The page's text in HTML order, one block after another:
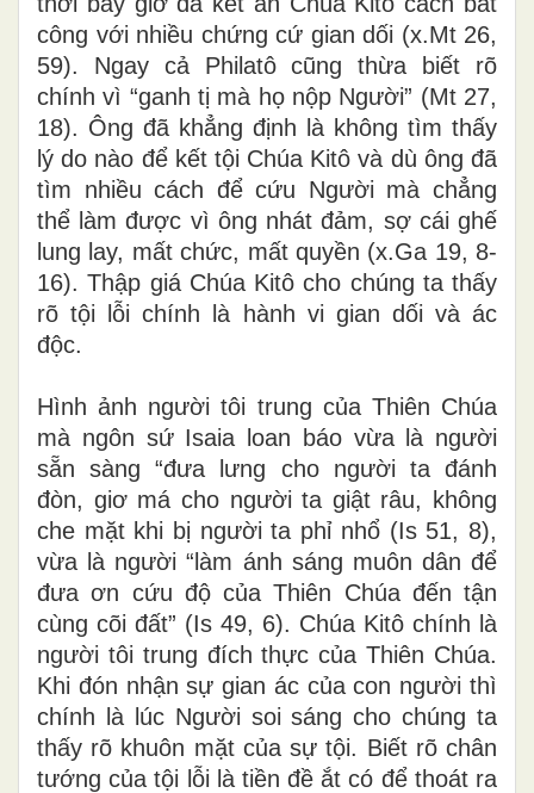
công với nhiều chứng cứ gian dối (x.Mt 26,
59). Ngay cả Philatô cũng thừa biết rõ
chính vì “ganh tị mà họ nộp Người” (Mt 27,
18). Ông đã khẳng định là không tìm thấy
lý do nào để kết tội Chúa Kitô và dù ông đã
tìm nhiều cách để cứu Người mà chẳng
thể làm được vì ông nhát đảm, sợ cái ghế
lung lay, mất chức, mất quyền (x.Ga 19, 8-
16). Thập giá Chúa Kitô cho chúng ta thấy
rõ tội lỗi chính là hành vi gian dối và ác
độc.
Hình ảnh người tôi trung của Thiên Chúa
mà ngôn sứ Isaia loan báo vừa là người
sẵn sàng “đưa lưng cho người ta đánh
đòn, giơ má cho người ta giật râu, không
che mặt khi bị người ta phỉ nhổ (Is 51, 8),
vừa là người “làm ánh sáng muôn dân để
đưa ơn cứu độ của Thiên Chúa đến tận
cùng cõi đất” (Is 49, 6). Chúa Kitô chính là
người tôi trung đích thực của Thiên Chúa.
Khi đón nhận sự gian ác của con người thì
chính là lúc Người soi sáng cho chúng ta
thấy rõ khuôn mặt của sự tội. Biết rõ chân
tướng của tội lỗi là tiền đề ắt có để thoát ra